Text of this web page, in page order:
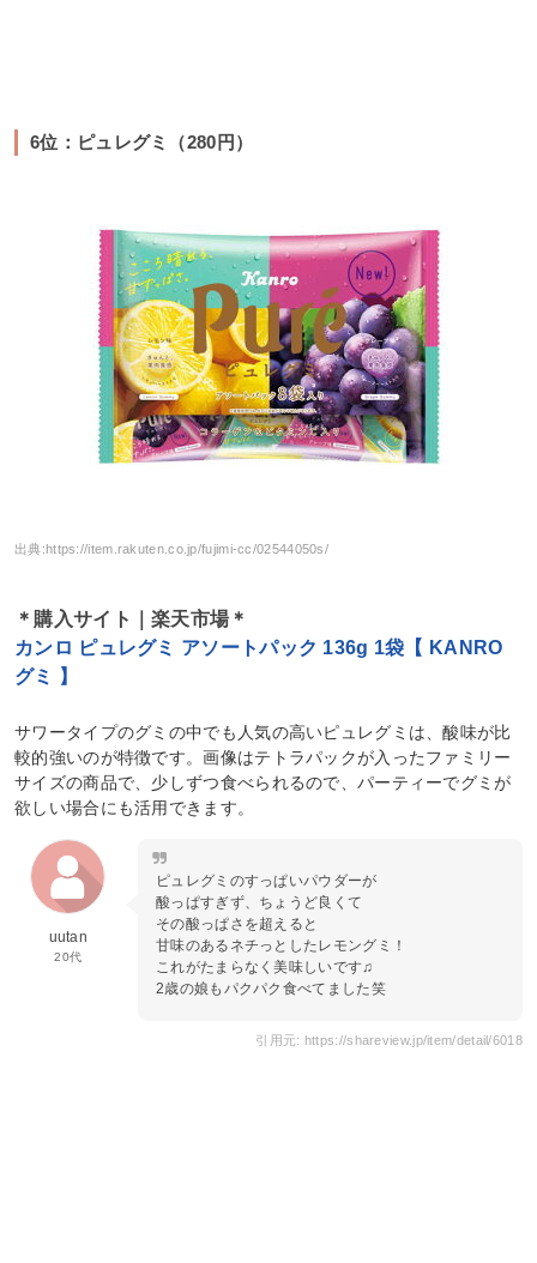
6位：ピュレグミ（280円）
出典:https://item.rakuten.co.jp/fujimi-cc/02544050s/
＊購入サイト｜楽天市場＊
カンロ ピュレグミ アソートパック 136g 1袋【 KANRO
グミ 】
サワータイプのグミの中でも人気の高いピュレグミは、酸味が比
較的強いのが特徴です。画像はテトラパックが入ったファミリー
サイズの商品で、少しずつ食べられるので、パーティーでグミが
欲しい場合にも活用できます。
uutan
20代
ピュレグミのすっぱいパウダーが
酸っぱすぎず、ちょうど良くて
その酸っぱさを超えると
甘味のあるネチっとしたレモングミ！
これがたまらなく美味しいです♫
2歳の娘もパクパク食べてました笑
引用元: https://shareview.jp/item/detail/6018